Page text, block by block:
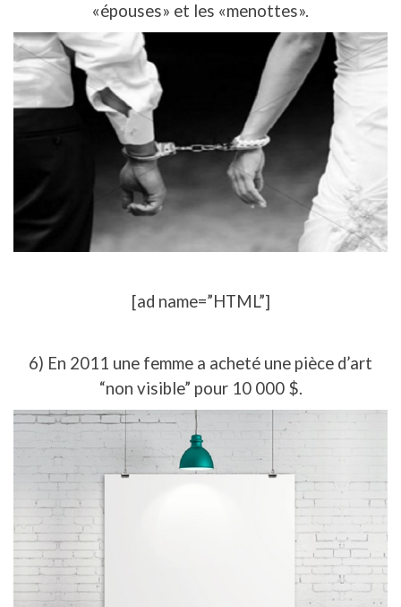
«épouses» et les «menottes».
[ad name=”HTML”]
6) En 2011 une femme a acheté une pièce d’art
“non visible” pour 10 000 $.